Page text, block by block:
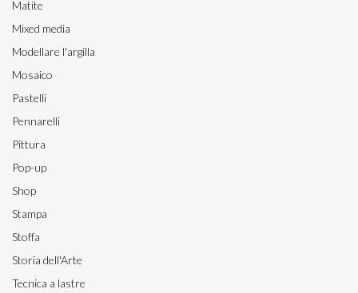
Matite
Mixed media
Modellare l'argilla
Mosaico
Pastelli
Pennarelli
Pittura
Pop-up
Shop
Stampa
Stoffa
Storia dell'Arte
Tecnica a lastre